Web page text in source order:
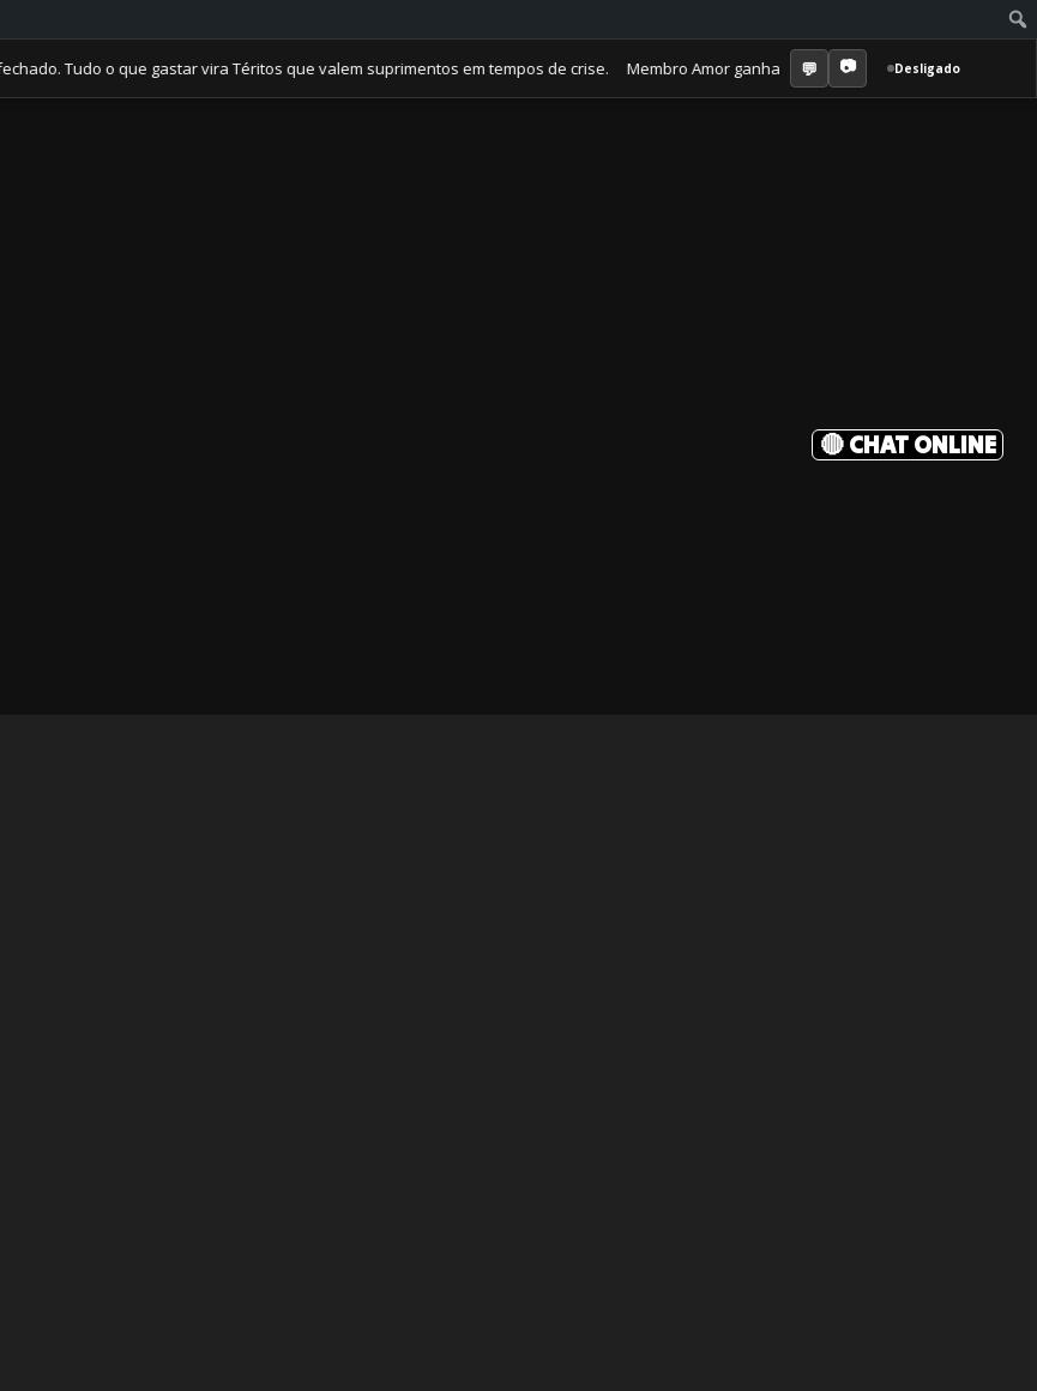
Tudo o que gastar vira Téritos que valem suprimentos em tempos de crise. Membro Amor ganha jornal mensal + aula semanal +
Desligado
🔴 CHAT ONLINE